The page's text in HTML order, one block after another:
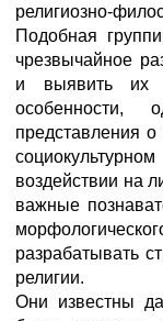
религиозно-
Подобная
чрезвычайное
и выявить их
представления
воздействии на
важные
разрабатывать
религии.
Они известны